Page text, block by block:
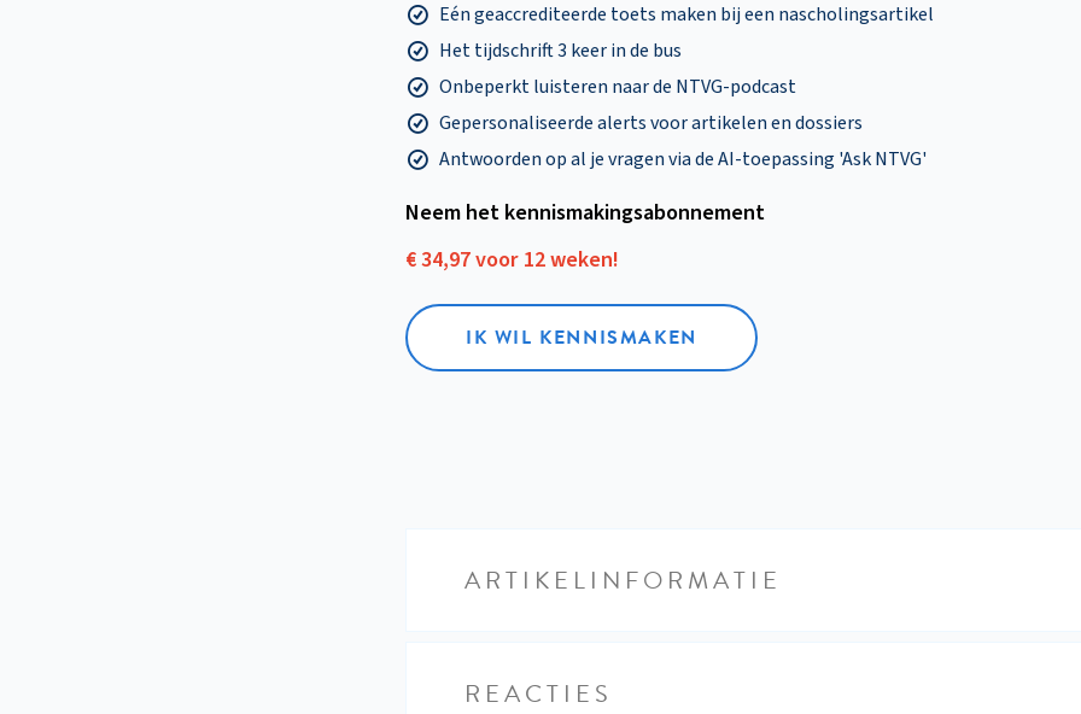
Eén geaccrediteerde toets maken bij een nascholingsartikel
Het tijdschrift 3 keer in de bus
Onbeperkt luisteren naar de NTVG-podcast
Gepersonaliseerde alerts voor artikelen en dossiers
Antwoorden op al je vragen via de AI-toepassing 'Ask NTVG'
Neem het kennismakings­abonnement
€ 34,97 voor 12 weken!
IK WIL KENNISMAKEN
ARTIKELINFORMATIE
REACTIES